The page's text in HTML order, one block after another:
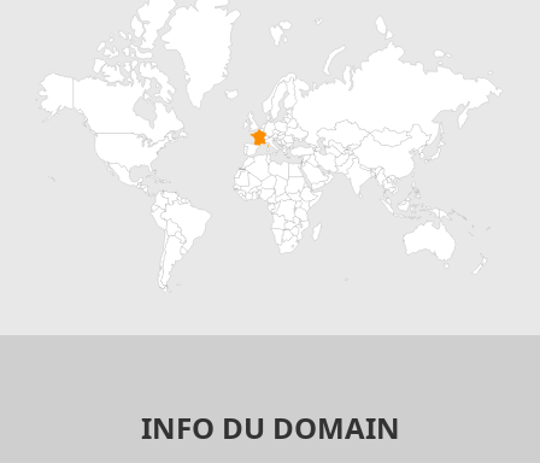
INFO DU DOMAIN